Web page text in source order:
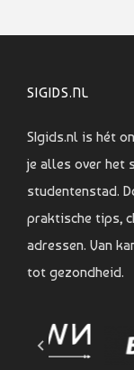
SIGIDS.NL
SIgids.nl is hét
je alles over het
studentenstad.
praktische tips,
adressen. Van
tot gezondheid.